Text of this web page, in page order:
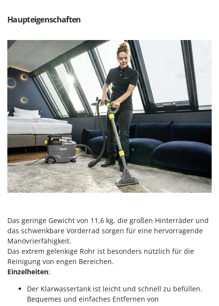
Nudelmaschinen
O
Obstmühlen Obsthäcksler Obstmuser
Obstpressen
Olivenernter und Schüttler
Palettengabeln für Traktoren
Pelletpressen
Pflüge für Traktor
Planierschilder für Traktoren
Plasmaschneider
Poolroboter
Pools
R
Rasenmäher
Rasensodenschneider
Rasentraktoren Aufsitzmäher
Rasentrimmer - Motorsensen - Freischneider
FINI
Fiorentini
Flymo
Fontana Forni
Forest Master
Francini
G
G3 Ferrari
Gardena
Garofalo
GeoTech
Ginko - MGM
Gipeco
Girmi
Goodyear
GRAEF
Gre
Haupteigenschaften
Das geringe Gewicht von 11,6 kg, die großen Hinterräder und
das schwenkbare Vorderrad sorgen für eine hervorragende
Manövrierfähigkeit.
Das extrem gelenkige Rohr ist besonders nützlich für die
Reinigung von engen Bereichen.
Einzelheiten:
Der Klarwassertank ist leicht und schnell zu befüllen.
Bequemes und einfaches Entfernen von